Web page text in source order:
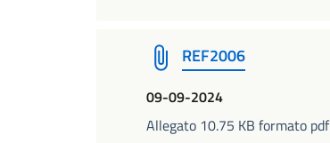
REF2006
09-09-2024
Allegato 10.75 KB formato pdf